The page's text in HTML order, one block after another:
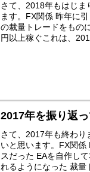
さて、2018年もはじま
ます。FX関係 昨年に
の裁量トレードをもの
円以上稼ぐこれは、
2017年を振り返
さて、2017年も終わり
いと思います。FX関
スだった EAを自作し
れるようになった 裁量